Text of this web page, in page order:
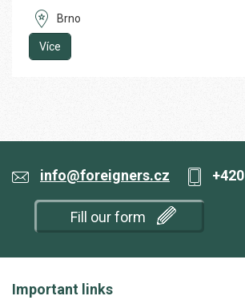
Brno
Více
info@foreigners.cz
Fill our form
Important links